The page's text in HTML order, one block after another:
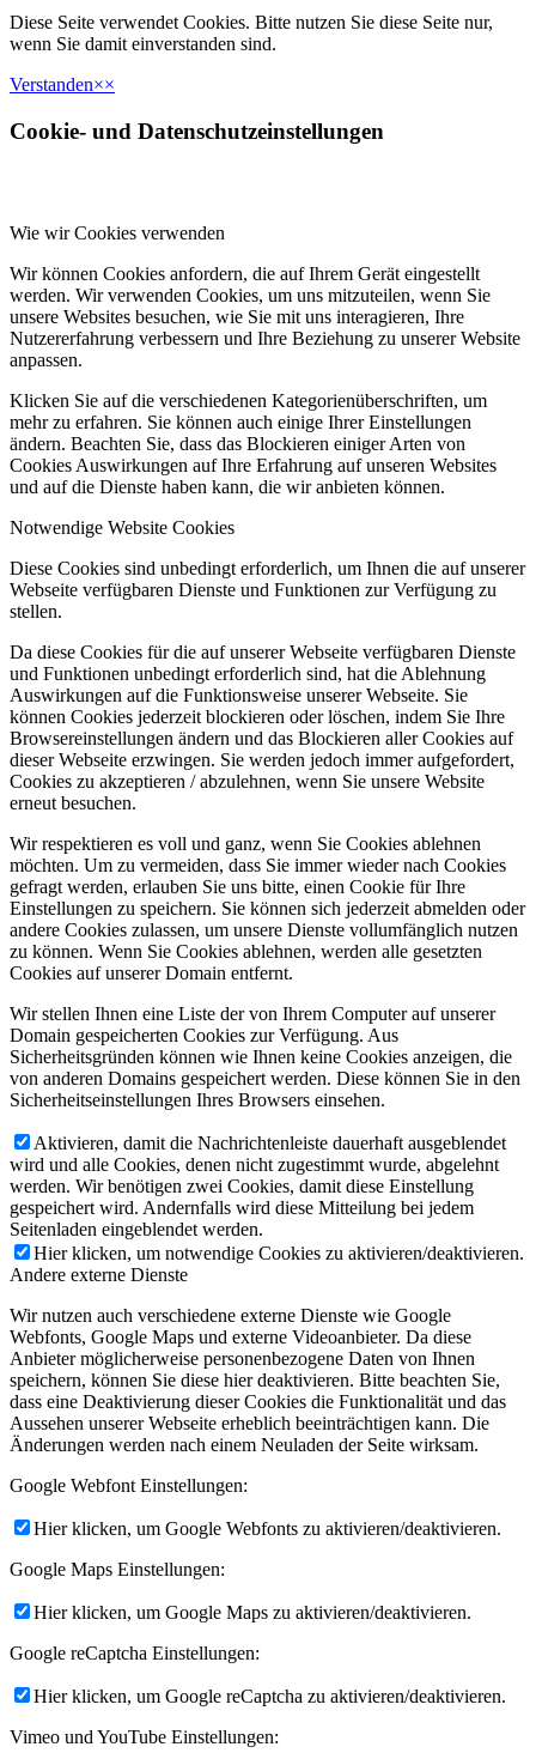
Diese Seite verwendet Cookies. Bitte nutzen Sie diese Seite nur,
wenn Sie damit einverstanden sind.
Verstanden××
Cookie- und Datenschutzeinstellungen
Wie wir Cookies verwenden
Wir können Cookies anfordern, die auf Ihrem Gerät eingestellt
werden. Wir verwenden Cookies, um uns mitzuteilen, wenn Sie
unsere Websites besuchen, wie Sie mit uns interagieren, Ihre
Nutzererfahrung verbessern und Ihre Beziehung zu unserer Website
anpassen.
Klicken Sie auf die verschiedenen Kategorienüberschriften, um
mehr zu erfahren. Sie können auch einige Ihrer Einstellungen
ändern. Beachten Sie, dass das Blockieren einiger Arten von
Cookies Auswirkungen auf Ihre Erfahrung auf unseren Websites
und auf die Dienste haben kann, die wir anbieten können.
Notwendige Website Cookies
Diese Cookies sind unbedingt erforderlich, um Ihnen die auf unserer
Webseite verfügbaren Dienste und Funktionen zur Verfügung zu
stellen.
Da diese Cookies für die auf unserer Webseite verfügbaren Dienste
und Funktionen unbedingt erforderlich sind, hat die Ablehnung
Auswirkungen auf die Funktionsweise unserer Webseite. Sie
können Cookies jederzeit blockieren oder löschen, indem Sie Ihre
Browsereinstellungen ändern und das Blockieren aller Cookies auf
dieser Webseite erzwingen. Sie werden jedoch immer aufgefordert,
Cookies zu akzeptieren / abzulehnen, wenn Sie unsere Website
erneut besuchen.
Wir respektieren es voll und ganz, wenn Sie Cookies ablehnen
möchten. Um zu vermeiden, dass Sie immer wieder nach Cookies
gefragt werden, erlauben Sie uns bitte, einen Cookie für Ihre
Einstellungen zu speichern. Sie können sich jederzeit abmelden oder
andere Cookies zulassen, um unsere Dienste vollumfänglich nutzen
zu können. Wenn Sie Cookies ablehnen, werden alle gesetzten
Cookies auf unserer Domain entfernt.
Wir stellen Ihnen eine Liste der von Ihrem Computer auf unserer
Domain gespeicherten Cookies zur Verfügung. Aus
Sicherheitsgründen können wie Ihnen keine Cookies anzeigen, die
von anderen Domains gespeichert werden. Diese können Sie in den
Sicherheitseinstellungen Ihres Browsers einsehen.
Aktivieren, damit die Nachrichtenleiste dauerhaft ausgeblendet
wird und alle Cookies, denen nicht zugestimmt wurde, abgelehnt
werden. Wir benötigen zwei Cookies, damit diese Einstellung
gespeichert wird. Andernfalls wird diese Mitteilung bei jedem
Seitenladen eingeblendet werden.
Hier klicken, um notwendige Cookies zu aktivieren/deaktivieren.
Andere externe Dienste
Wir nutzen auch verschiedene externe Dienste wie Google
Webfonts, Google Maps und externe Videoanbieter. Da diese
Anbieter möglicherweise personenbezogene Daten von Ihnen
speichern, können Sie diese hier deaktivieren. Bitte beachten Sie,
dass eine Deaktivierung dieser Cookies die Funktionalität und das
Aussehen unserer Webseite erheblich beeinträchtigen kann. Die
Änderungen werden nach einem Neuladen der Seite wirksam.
Google Webfont Einstellungen:
Hier klicken, um Google Webfonts zu aktivieren/deaktivieren.
Google Maps Einstellungen:
Hier klicken, um Google Maps zu aktivieren/deaktivieren.
Google reCaptcha Einstellungen:
Hier klicken, um Google reCaptcha zu aktivieren/deaktivieren.
Vimeo und YouTube Einstellungen: